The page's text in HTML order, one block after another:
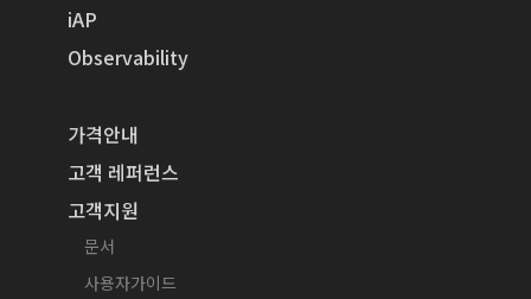
iAP
Observability
가격안내
고객 레퍼런스
고객지원
문서
사용자가이드